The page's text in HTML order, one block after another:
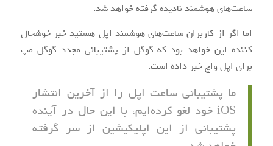
ساعت‌های هوشمند نادیده گرفته خواهد شد.
اما اگر از کاربران ساعت‌های هوشمند اپل هستید خبر خوشحال
کننده این خواهد بود که گوگل از پشتیبانی مجدد گوگل مپ
برای اپل واچ خبر داده است.
ما پشتیبانی ساعت اپل را از آخرین انتشار
iOS خود لغو کرده‌ایم، با این حال در آینده
پشتیبانی از این اپلیکیشین از سر گرفته